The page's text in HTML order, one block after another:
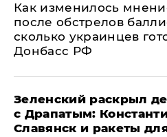
Как изменилось
после обстрелов
сколько украинцев
Донбасс РФ
​Зеленский раскрыл
с Драпатым:
Славянск и ракеты